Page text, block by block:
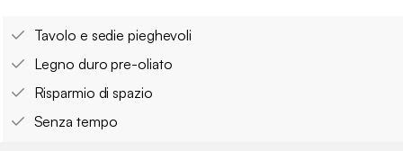
Tavolo e sedie pieghevoli
Legno duro pre-oliato
Risparmio di spazio
Senza tempo